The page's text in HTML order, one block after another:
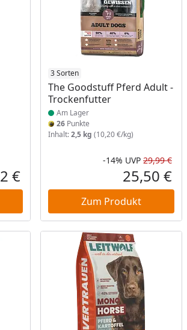
Aktueller Preis
€
3 Sorten
The Goodstuff Pferd Adult -
Trockenfutter
Produkt am Lager
Am Lager
26 Punkte
Inhalt:2,5 kg (10,20 €/kg)
-14% UVP 29,99 €
25,50 €
Zum Produkt